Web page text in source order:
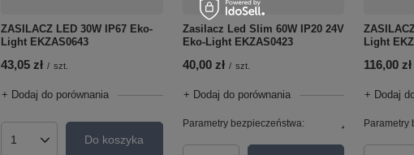
ZASILACZ LED 30W IP67 Eko-
Light EKZAS0643
43,05 zł / szt.
+ Dodaj do porównania
Ilość produktówDo koszyka
Zasilacz Led Slim 60W IP20 24V
Eko-Light EKZAS0423
40,00 zł / szt.
+ Dodaj do porównania
Parametry bezpieczeństwa:
Light
116,00 zł
+ Dodaj
Parametry